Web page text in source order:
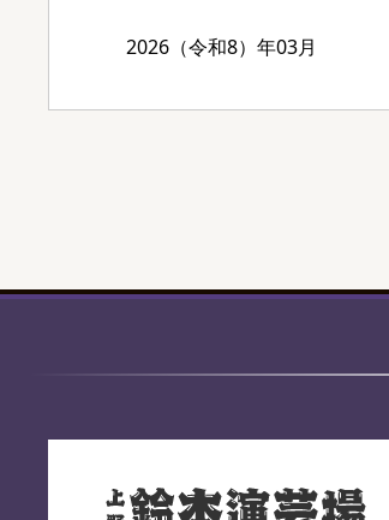
2026（令和8）年03月